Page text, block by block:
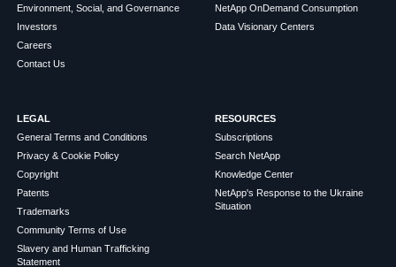
Environment, Social, and Governance
Investors
Careers
Contact Us
NetApp OnDemand Consumption
Data Visionary Centers
LEGAL
General Terms and Conditions
Privacy & Cookie Policy
Copyright
Patents
Trademarks
Community Terms of Use
Slavery and Human Trafficking
Statement
RESOURCES
Subscriptions
Search NetApp
Knowledge Center
NetApp's Response to the Ukraine
Situation